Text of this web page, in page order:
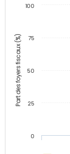
Part des foyers fiscaux (%)
0
25
50
75
100